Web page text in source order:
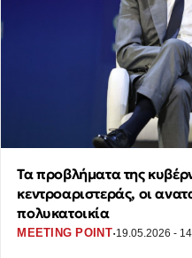
Τα προβλήματα της
κεντροαριστεράς, οι
πολυκατοικία
MEETING POINT·19.05.2026 -